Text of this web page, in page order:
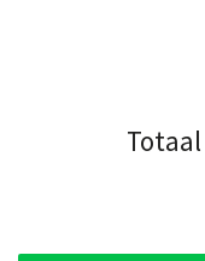
Totaal